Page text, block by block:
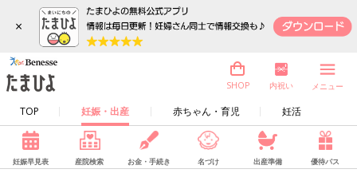
×
TOP 妊娠・出産 赤ちゃん・育児 妊活
SHOP 内祝い メニュー
妊娠早見表 産院検索 お金・手続き 名づけ 出産準備 優待パス